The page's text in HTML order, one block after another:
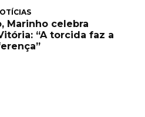
Marinho celebra
“A torcida faz a